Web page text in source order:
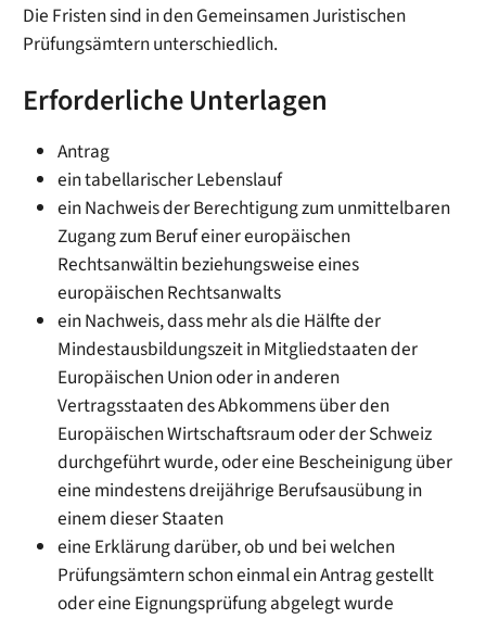
Die Fristen sind in denGemeinsamen Juristischen
Prüfungsämternunterschiedlich.
Erforderliche Unterlagen
Antrag
ein tabellarischer Lebenslauf
ein Nachweis der Berechtigung zum unmittelbaren
Zugang zum Beruf einer europäischen
Rechtsanwältin beziehungsweise eines
europäischen Rechtsanwalts
ein Nachweis, dass mehr als die Hälfte der
Mindestausbildungszeit in Mitgliedstaaten der
Europäischen Union oder in anderen
Vertragsstaaten des Abkommens über den
Europäischen Wirtschaftsraum oder der Schweiz
durchgeführt wurde, oder eine Bescheinigung über
eine mindestens dreijährige Berufsausübung in
einem dieser Staaten
eine Erklärung darüber, ob und bei welchen
Prüfungsämtern schon einmal ein Antrag gestellt
oder eine Eignungsprüfung abgelegt wurde